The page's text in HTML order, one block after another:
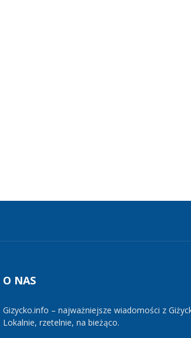
O NAS
Gizycko.info – najważniejsze wiadomości z
Lokalnie, rzetelnie, na bieżąco.